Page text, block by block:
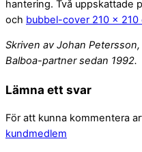
hantering. Två uppskattade
och bubbel-cover 210 x 210
Skriven av Johan
Balboa-partner sedan 1992.
Lämna ett svar
För att kunna kommentera
kundmedlem